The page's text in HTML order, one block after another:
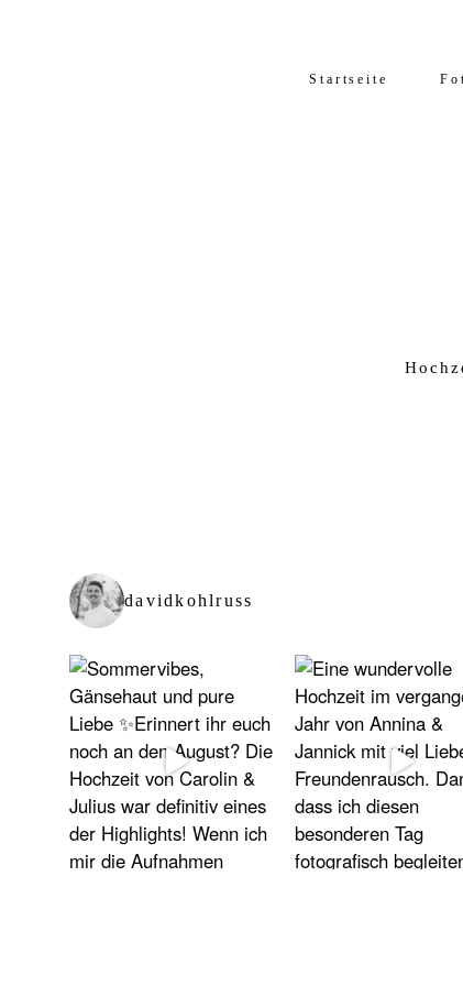
Startseite
davidkohlruss